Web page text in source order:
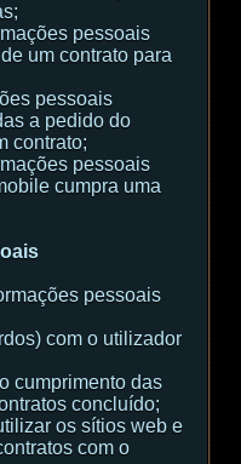
pessoais
um contrato para
pessoais
a pedido do
contrato;
pessoais
cumpra uma
pessoais
com o utilizador
cumprimento das
concluído;
os sítios web e
com o